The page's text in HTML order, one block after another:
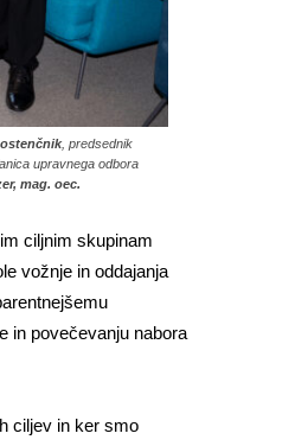
, predsednik
upravnega odbora
mag. oec.
ciljnim skupinam
vožnje in oddajanja
in povečevanju nabora
ciljev in ker smo